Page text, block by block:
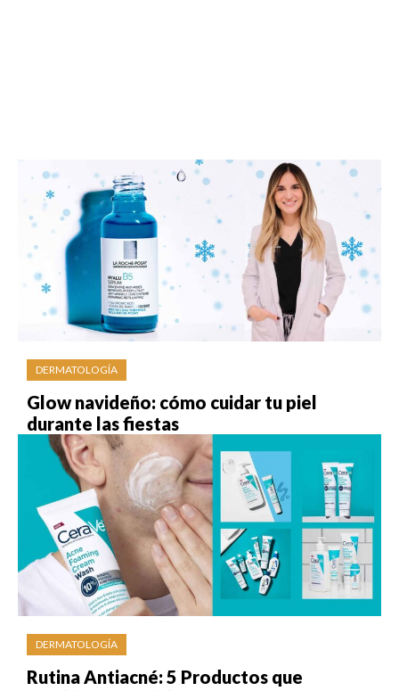
DERMATOLOGÍA
Glow navideño: cómo cuidar tu piel
durante las fiestas
DERMATOLOGÍA
Rutina Antiacné: 5 Productos que